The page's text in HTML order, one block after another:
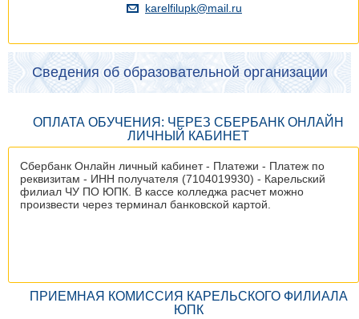
karelfilupk@mail.ru
Сведения об образовательной организации
ОПЛАТА ОБУЧЕНИЯ: ЧЕРЕЗ СБЕРБАНК ОНЛАЙН
ЛИЧНЫЙ КАБИНЕТ
Сбербанк Онлайн личный кабинет - Платежи - Платеж по
реквизитам - ИНН получателя (7104019930) - Карельский
филиал ЧУ ПО ЮПК. В кассе колледжа расчет можно
произвести через терминал банковской картой.
ПРИЕМНАЯ КОМИССИЯ КАРЕЛЬСКОГО ФИЛИАЛА
ЮПК